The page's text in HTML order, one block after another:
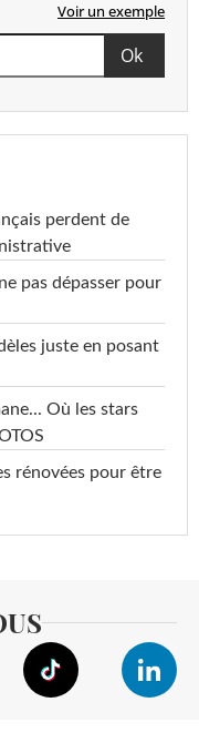
Voir un exemple
perdent de
pas dépasser pour
juste en posant
Où les stars
rénovées pour être